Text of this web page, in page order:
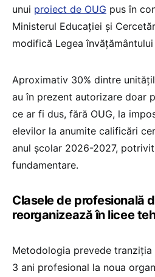
unui proiect de OUG pus în
Ministerul Educației și
modifică Legea
Aproximativ 30% dintre
au în prezent autorizare doar
ce ar fi dus, fără OUG, la
elevilor la anumite calificări
anul școlar 2026-2027,
fundamentare.
Clasele de profesională
reorganizează în licee
Metodologia prevede
3 ani profesional la noua